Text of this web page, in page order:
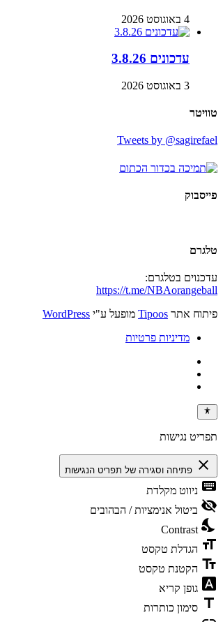
4 באוגוסט 2026
עדכונים 3.8.26
3 באוגוסט 2026
טוויטר
Tweets by @sagirefael
פייסבוק
טלגרם
עדכנוים בטלגרם:
https://t.me/NBAorangeball
פיתוח אתר Tipoos מופעל ע"י WordPress
מדיניות פרטיות
תפריט נגישות
close פתיחה וסגירה של תפריט הנגישות
keyboard ניווט מקלדת
visibility_off ביטול אנימציות / הבהובים
nights_stay
Contrast
format_size הגדלת טקסט
text_fields הקטנת טקסט
font_download גופן קריא
title סימון כותרות